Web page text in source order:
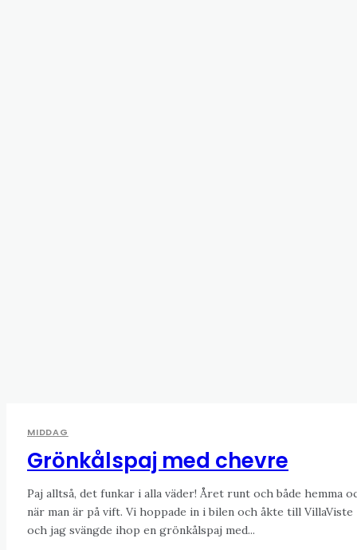
MIDDAG
Grönkålspaj med chevre
Paj alltså, det funkar i alla väder! Året runt och både hemma
när man är på vift. Vi hoppade in i bilen och åkte till VillaViste
och jag svängde ihop en grönkålspaj med...